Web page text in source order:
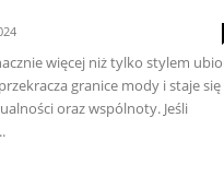
więcej niż tylko stylem
granice mody i staje się
oraz wspólnoty. Jeśli